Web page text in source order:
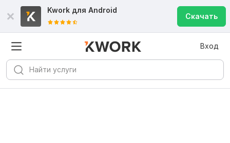
Kwork для Android
Скачать
Вход